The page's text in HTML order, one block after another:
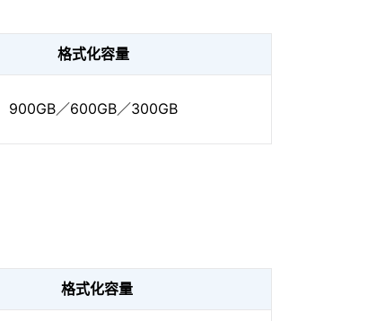
格式化容量
900GB／600GB／300GB
格式化容量